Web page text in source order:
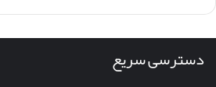
دسترسی سریع